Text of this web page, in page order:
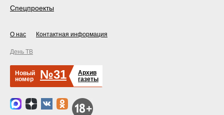
Спецпроекты
О нас Контактная информация
День ТВ
Новый
номер
№31
Архив
газеты